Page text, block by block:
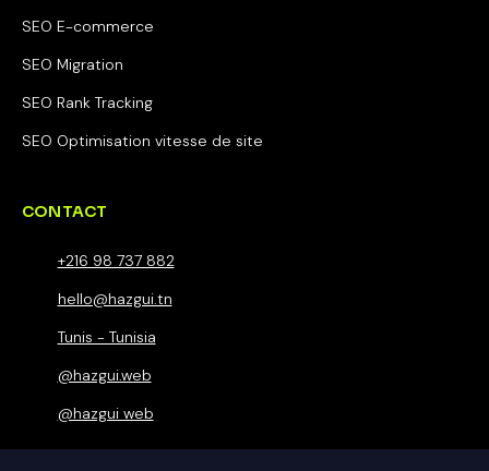
SEO E-commerce
SEO Migration
SEO Rank Tracking
SEO Optimisation vitesse de site
CONTACT
+216 98 737 882
hello@hazgui.tn
Tunis - Tunisia
@hazgui.web
@hazgui web